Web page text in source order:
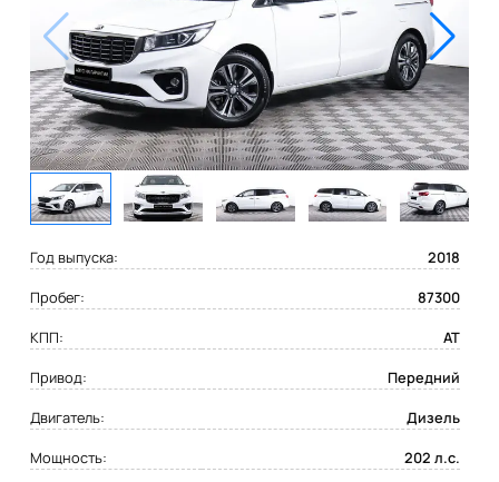
Год выпуска:
2018
Пробег:
87300
КПП:
AT
Привод:
Передний
Двигатель:
Дизель
Мощность:
202 л.с.